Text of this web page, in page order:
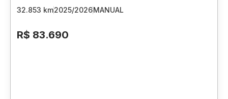
32.853 km2025/2026MANUAL
R$ 83.690